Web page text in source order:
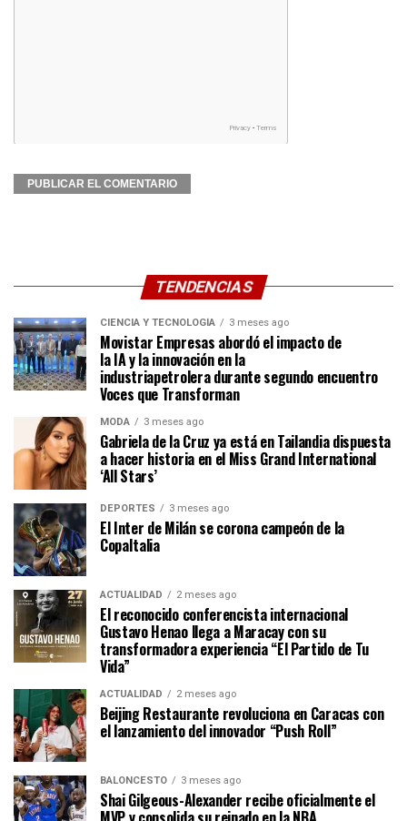
TENDENCIAS
CIENCIA Y TECNOLOGÍA 3 meses ago
Movistar Empresas abordó el impacto de
la IA y la innovación en la
industriapetrolera durante segundo encuentro
Voces que Transforman
MODA 3 meses ago
Gabriela de la Cruz ya está en Tailandia dispuesta
a hacer historia en el Miss Grand International
‘All Stars’
DEPORTES 3 meses ago
El Inter de Milán se corona campeón de la
CopaItalia
ACTUALIDAD 2 meses ago
El reconocido conferencista internacional
Gustavo Henao llega a Maracay con su
transformadora experiencia “El Partido de Tu
Vida”
ACTUALIDAD 2 meses ago
Beijing Restaurante revoluciona en Caracas con
el lanzamiento del innovador “Push Roll”
BALONCESTO 3 meses ago
Shai Gilgeous-Alexander recibe oficialmente el